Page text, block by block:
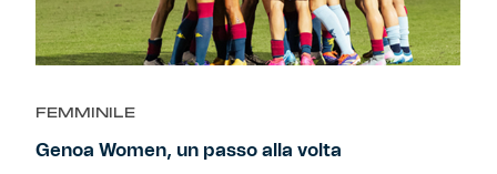
FEMMINILE
Genoa Women, un passo alla volta